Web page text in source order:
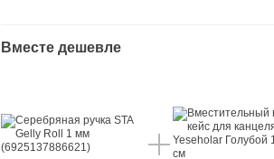
Вместе дешевле